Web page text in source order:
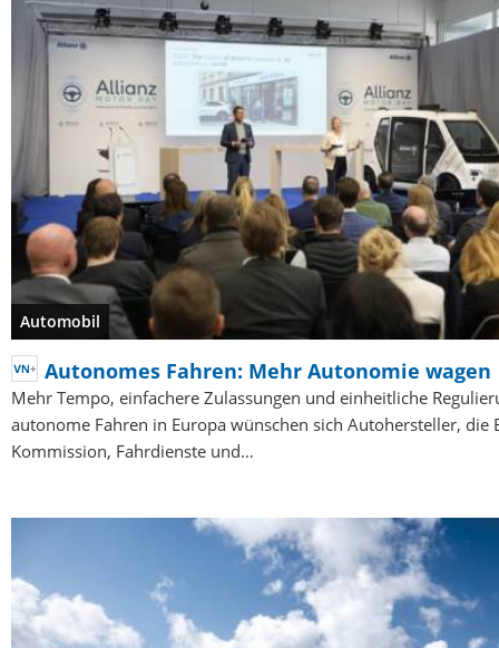
Automobil
Autonomes Fahren: Mehr Autonomie wagen
Mehr Tempo, einfachere Zulassungen und einheitliche
autonome Fahren in Europa wünschen sich Autohersteller, die
Kommission, Fahrdienste und…